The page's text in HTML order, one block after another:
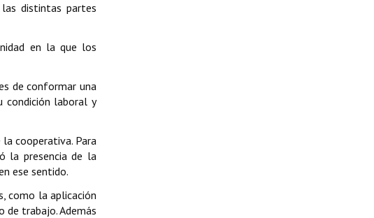
distintas partes
en la que los
de conformar una
condición laboral y
cooperativa. Para
la presencia de la
ese sentido.
como la aplicación
de trabajo. Además